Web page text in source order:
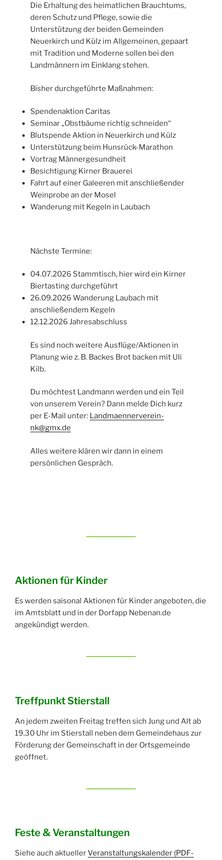
Die Erhaltung des heimatlichen Brauchtums,
deren Schutz und Pflege, sowie die
Unterstützung der beiden Gemeinden
Neuerkirch und Külz im Allgemeinen, gepaart
mit Tradition und Moderne sollen bei den
Landmännern im Einklang stehen.
Bisher durchgeführte Maßnahmen:
Spendenaktion Caritas
Seminar „Obstbäume richtig schneiden“
Blutspende Aktion in Neuerkirch und Külz
Unterstützung beim Hunsrück-Marathon
Vortrag Männergesundheit
Besichtigung Kirner Brauerei
Fahrt auf einer Galeeren mit anschließender
Weinprobe an der Mosel
Wanderung mit Kegeln in Laubach
Nächste Termine:
04.07.2026 Stammtisch, hier wird ein Kirner
Biertasting durchgeführt
26.09.2026 Wanderung Laubach mit
anschließendem Kegeln
12.12.2026 Jahresabschluss
Es sind noch weitere Ausflüge/Aktionen in
Planung wie z. B. Backes Brot backen mit Uli
Kilb.
Du möchtest Landmann werden und ein Teil
von unserem Verein? Dann melde Dich kurz
per E-Mail unter: Landmaennerverein-
nk@gmx.de
Alles weitere klären wir dann in einem
persönlichen Gespräch.
Aktionen für Kinder
Es werden saisonal Aktionen für Kinder angeboten, die
im Amtsblatt und in der Dorfapp Nebenan.de
angekündigt werden.
Treffpunkt Stierstall
An jedem zweiten Freitag treffen sich Jung und Alt ab
19.30 Uhr im Stierstall neben dem Gemeindehaus zur
Förderung der Gemeinschaft in der Ortsgemeinde
geöffnet.
Feste & Veranstaltungen
Siehe auch aktuellerVeranstaltungskalender (PDF-